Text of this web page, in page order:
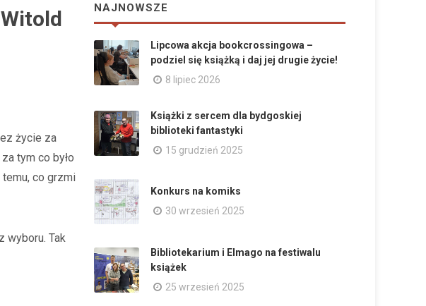
życie za
tym co było
co grzmi
wyboru. Tak
NAJNOWSZE
Lipcowa akcja bookcrossingowa –
podziel się książką i daj jej drugie życie!
8 lipiec 2026
Książki z sercem dla bydgoskiej
biblioteki fantastyki
15 grudzień 2025
Konkurs na komiks
30 wrzesień 2025
Bibliotekarium i Elmago na festiwalu
książek
25 wrzesień 2025